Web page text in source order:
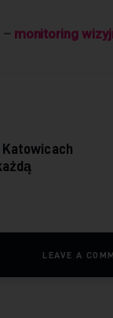
– monitoring
LEAVE A